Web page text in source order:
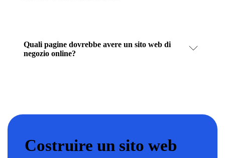
Quali pagine dovrebbe avere un sito web di
negozio online?
Costruire un sito web